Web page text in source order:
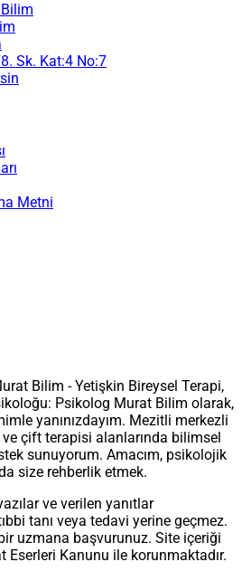
Sk. Kat:4 No:7
Metni
Bilim - Yetişkin Bireysel Terapi,
Psikolog Murat Bilim olarak,
yanınızdayım. Mezitli merkezli
çift terapisi alanlarında bilimsel
sunuyorum. Amacım, psikolojik
size rehberlik etmek.
ve verilen yanıtlar
tanı veya tedavi yerine geçmez.
uzmana başvurunuz. Site içeriği
Eserleri Kanunu ile korunmaktadır.